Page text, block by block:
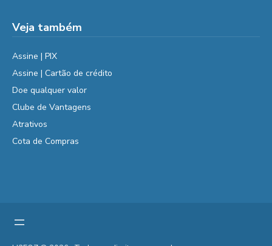
Veja também
Assine | PIX
Assine | Cartão de crédito
Doe qualquer valor
Clube de Vantagens
Atrativos
Cota de Compras